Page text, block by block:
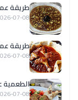
طريقة
07-08
طريقة
07-08
الطعمية
07-08